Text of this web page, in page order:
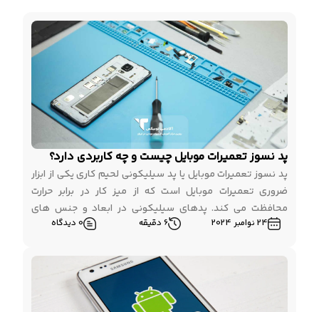
پد نسوز تعمیرات موبایل چیست و چه کاربردی دارد؟
پد نسوز تعمیرات موبایل یا پد سیلیکونی لحیم کاری یکی از ابزار
ضروری تعمیرات موبایل است که از میز کار در برابر حرارت
محافظت می کند. پدهای سیلیکونی در ابعاد و جنس های
مختلف تولید شده و روانه بازار می شوند که هر کدام دارای مزایا
24 نوامبر 2024 6 دقیقه 0 دیدگاه